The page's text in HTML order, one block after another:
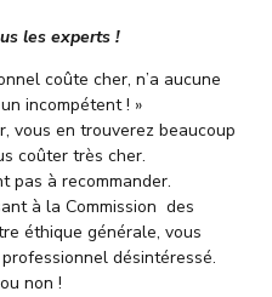
les experts !
coûte cher, n’a aucune
incompétent ! »
vous en trouverez beaucoup
coûter très cher.
pas à recommander.
à la Commission des
éthique générale, vous
professionnel désintéressé.
non !